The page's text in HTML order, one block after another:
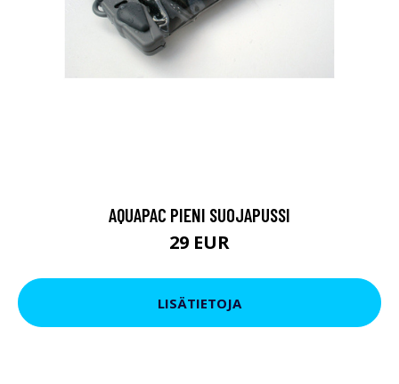
AQUAPAC PIENI SUOJAPUSSI
29 EUR
LISÄTIETOJA